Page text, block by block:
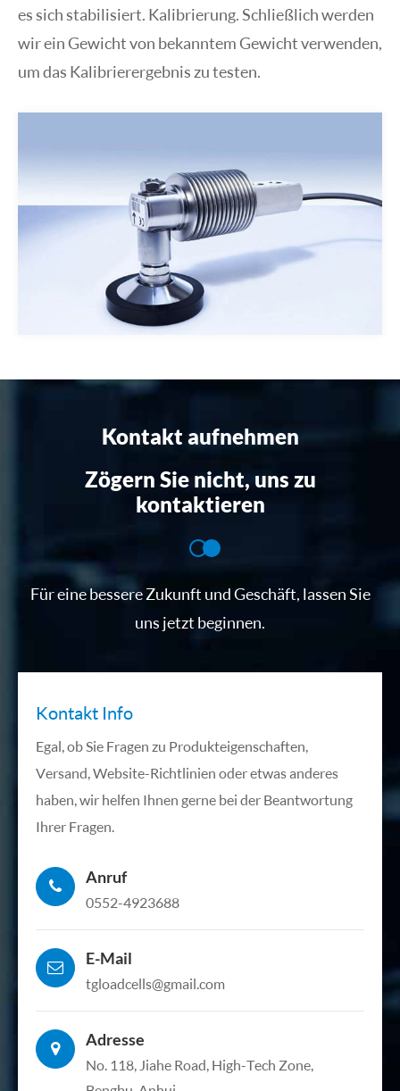
es sich stabilisiert. Kalibrierung. Schließlich werden
wir ein Gewicht von bekanntem Gewicht verwenden,
um das Kalibrierergebnis zu testen.
Kontakt aufnehmen
Zögern Sie nicht, uns zu
kontaktieren
Für eine bessere Zukunft und Geschäft, lassen Sie
uns jetzt beginnen.
Kontakt Info
Egal, ob Sie Fragen zu Produkteigenschaften,
Versand, Website-Richtlinien oder etwas anderes
haben, wir helfen Ihnen gerne bei der Beantwortung
Ihrer Fragen.
Anruf
0552-4923688
E-Mail
tgloadcells@gmail.com
Adresse
No. 118, Jiahe Road, High-Tech Zone,